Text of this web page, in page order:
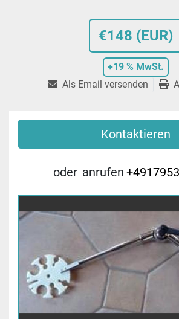
€148 (EUR)
+19 % MwSt.
Als Email versenden
Kontaktieren
oder anrufen